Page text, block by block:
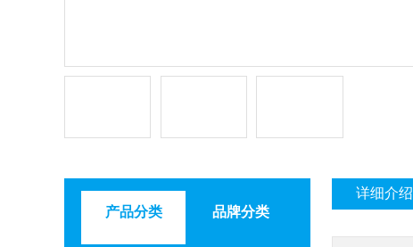
产品分类 品牌分类
详细介绍